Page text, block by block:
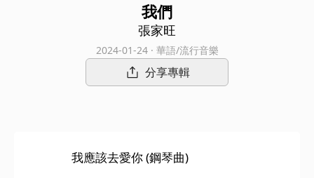
我們
張家旺
2024-01-24 · 華語/流行音樂
分享專輯
我應該去愛你 (鋼琴曲)